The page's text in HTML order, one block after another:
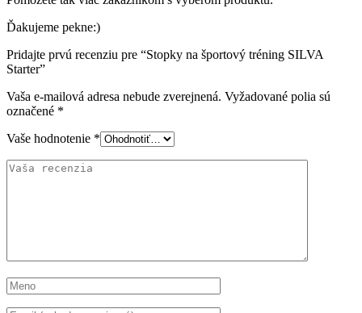
Ďakujeme pekne:)
Pridajte prvú recenziu pre “Stopky na športový tréning SILVA
Starter”
Vaša e-mailová adresa nebude zverejnená. Vyžadované polia sú
označené *
Vaše hodnotenie *